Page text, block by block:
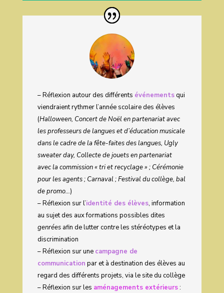
– Réflexion autour des différents événementsqui
viendraient rythmer l’année scolaire des élèves
(Halloween, Concert de Noël en partenariat avec
les professeurs de langues et d’éducation musicale
dans le cadre de la fête-faites des langues, Ugly
sweater day, Collecte de jouets en partenariat
avec la commission « tri et recyclage » ; Cérémonie
pour les agents ; Carnaval ; Festival du collège, bal
de promo…)
– Réflexion sur l’identité des élèves, information
au sujet des aux formations possibles dites
genréesafin de lutter contre les stéréotypes et la
discrimination
– Réflexion sur une campagne de
communication par et à destination des élèves au
regard des différents projets, via le site du collège
– Réflexion sur les aménagements extérieurs: